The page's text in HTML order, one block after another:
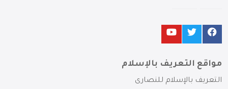
مواقع التعريف بالإسلام
التعريف بالإسلام للنصارى